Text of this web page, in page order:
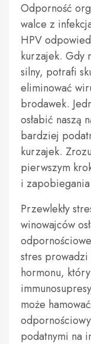
Odporność
walce z
HPV
kurzajek. Gdy
silny, potrafi
eliminować
brodawek.
osłabić naszą
bardziej
kurzajek.
pierwszym
i
Przewlekły
winowajców
stres
hormonu,
może
podatnymi na